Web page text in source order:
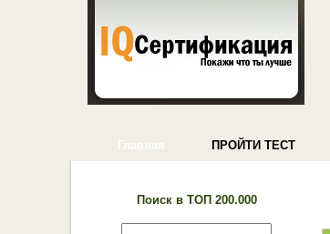
Главная ПРОЙТИ ТЕСТ
Поиск в ТОП 200.000